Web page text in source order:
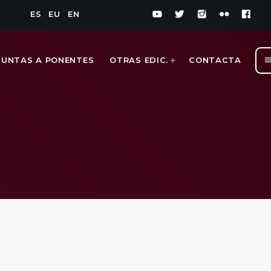
ES EU EN
A PONENTES OTRAS EDIC. CONTACTA